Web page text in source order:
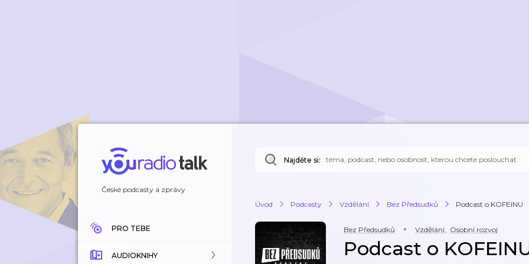
České podcasty a zprávy
PRO TEBE
AUDIOKNIHY
Najděte si:
Úvod Podcasty Vzdělání Bez Předsudků Podcast o KOFEINU
Bez Předsudků Vzdělání, Osobní rozvoj
Podcast o